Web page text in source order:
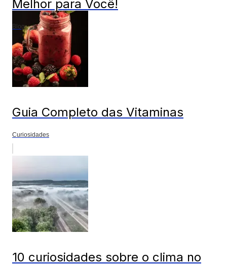
Melhor para Você!
Blog
Guia Completo das Vitaminas
Curiosidades
10 curiosidades sobre o clima no